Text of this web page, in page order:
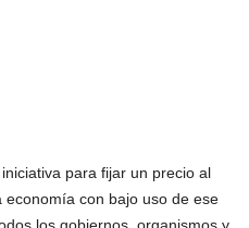
para fijar un precio al
con bajo uso de ese